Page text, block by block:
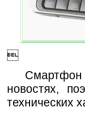

Смартфон
новостях,
технических